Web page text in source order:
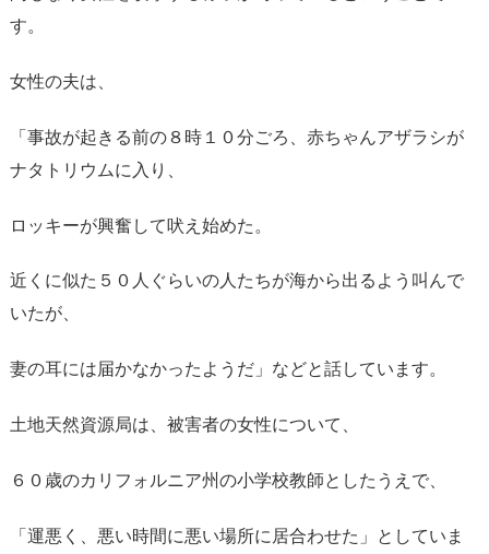
す。
女性の夫は、
「事故が起きる前の８時１０分ごろ、赤ちゃんアザラシが
ナタトリウムに入り、
ロッキーが興奮して吠え始めた。
近くに似た５０人ぐらいの人たちが海から出るよう叫んで
いたが、
妻の耳には届かなかったようだ」などと話しています。
土地天然資源局は、被害者の女性について、
６０歳のカリフォルニア州の小学校教師としたうえで、
「運悪く、悪い時間に悪い場所に居合わせた」としていま